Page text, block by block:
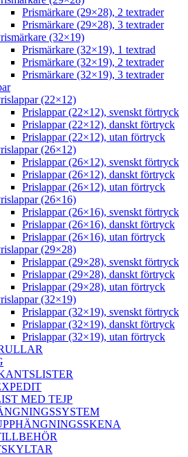
Prismärkare (29×28), 2 textrader
Prismärkare (29×28), 3 textrader
(32×19)
Prismärkare (32×19), 1 textrad
Prismärkare (32×19), 2 textrader
Prismärkare (32×19), 3 textrader
(22×12)
Prislappar (22×12), svenskt förtryck
Prislappar (22×12), danskt förtryck
Prislappar (22×12), utan förtryck
(26×12)
Prislappar (26×12), svenskt förtryck
Prislappar (26×12), danskt förtryck
Prislappar (26×12), utan förtryck
(26×16)
Prislappar (26×16), svenskt förtryck
Prislappar (26×16), danskt förtryck
Prislappar (26×16), utan förtryck
(29×28)
Prislappar (29×28), svenskt förtryck
Prislappar (29×28), danskt förtryck
Prislappar (29×28), utan förtryck
(32×19)
Prislappar (32×19), svenskt förtryck
Prislappar (32×19), danskt förtryck
Prislappar (32×19), utan förtryck
MED TEJP